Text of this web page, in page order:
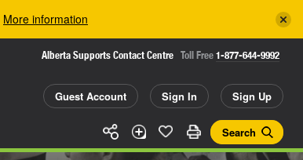
More information
Alberta Supports Contact Centre Toll Free 1-877-644-9992
Guest Account Sign In Sign Up
Search